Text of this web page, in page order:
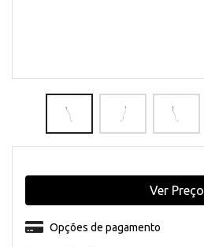
Opções de pagamento
Ver Preço